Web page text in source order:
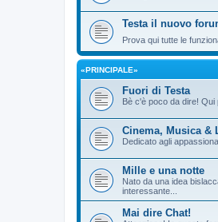
Testa il nuovo
Prova qui tutte le
«PRINCIPALE»
Fuori di Testa
Bè c'è poco da dire!
Cinema, Musica &
Dedicato agli
Mille e una notte
Nato da una idea
interessante...
Mai dire Chat!